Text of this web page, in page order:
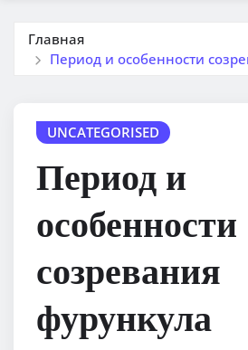
Главная
Период и особенности
UNCATEGORISED
Период и
особенности
созревания
фурункула